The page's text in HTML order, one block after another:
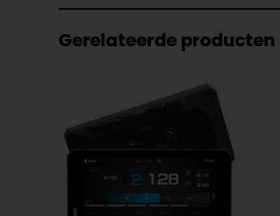
Gerelateerde producten